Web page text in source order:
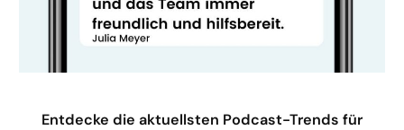
Entdecke die aktuellsten Podcast-Trends für